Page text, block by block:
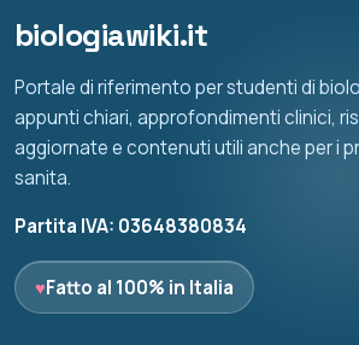
biologiawiki.it
Portale di riferimento per studenti di
appunti chiari, approfondimenti clinici,
aggiornate e contenuti utili anche per i
sanita.
Partita IVA: 03648380834
♥Fatto al 100% in Italia